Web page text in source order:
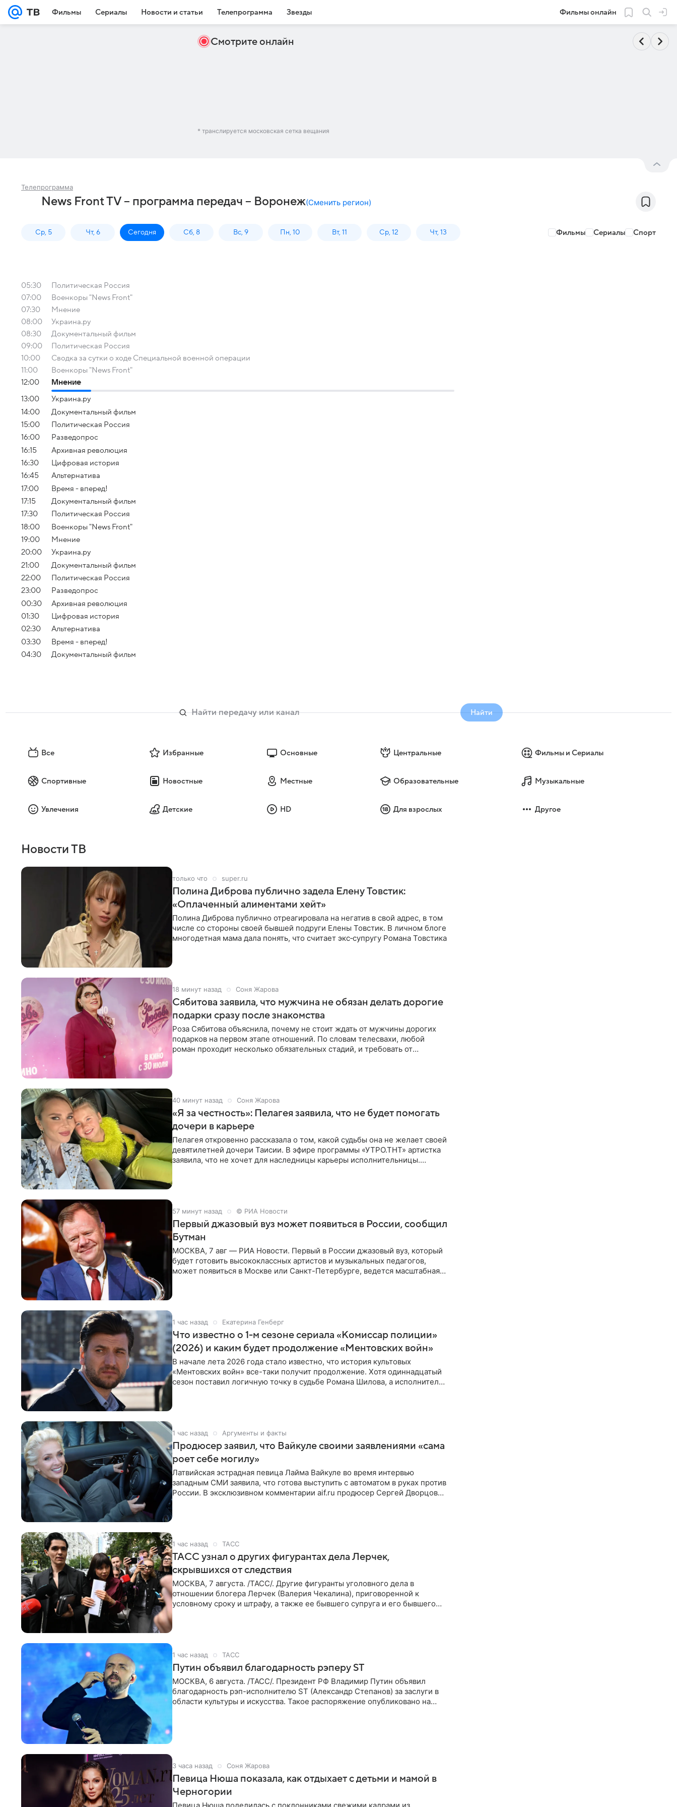
Фильмы Сериалы Новости и статьи Телепрограмма Звезды Фильмы онлайн
Смотрите онлайн
* транслируется московская сетка вещания
Телепрограмма
News Front TV – программа передач – Воронеж(Сменить регион)
Ср, 5 Чт, 6 Сегодня Сб, 8 Вс, 9 Пн, 10 Вт, 11 Ср, 12 Чт, 13 Фильмы Сериалы Спорт
05:30
Политическая Россия
07:00
Военкоры "News Front"
07:30
Мнение
08:00
Украина.ру
08:30
Документальный фильм
09:00
Политическая Россия
10:00
Сводка за сутки о ходе Специальной военной операции
11:00
Военкоры "News Front"
12:00
Мнение
13:00
Украина.ру
14:00
Документальный фильм
15:00
Политическая Россия
16:00
Разведопрос
16:15
Архивная революция
16:30
Цифровая история
16:45
Альтернатива
17:00
Время - вперед!
17:15
Документальный фильм
17:30
Политическая Россия
18:00
Военкоры "News Front"
19:00
Мнение
20:00
Украина.ру
21:00
Документальный фильм
22:00
Политическая Россия
23:00
Разведопрос
00:30
Архивная революция
01:30
Цифровая история
02:30
Альтернатива
03:30
Время - вперед!
04:30
Документальный фильм
Найти
Все Избранные Основные Центральные Фильмы и Сериалы
Спортивные Новостные Местные Образовательные Музыкальные
Увлечения Детские HD Для взрослых Другое
Новости ТВ
1 минуту назад super.ru
Полина Диброва публично задела Елену Товстик:
«Оплаченный алиментами хейт»
Полина Диброва публично отреагировала на негатив в свой адрес, в том
числе со стороны своей бывшей подруги Елены Товстик. В личном блоге
многодетная мама дала понять, что считает экс‑супругу Романа Товстика
19 минут назад Соня Жарова
Сябитова заявила, что мужчина не обязан делать дорогие
подарки сразу после знакомства
Роза Сябитова объяснила, почему не стоит ждать от мужчины дорогих
подарков на первом этапе отношений. По словам телесвахи, любой
роман проходит несколько обязательных стадий, и требовать от
41 минуту назад Соня Жарова
«Я за честность»: Пелагея заявила, что не будет помогать
дочери в карьере
Пелагея откровенно рассказала о том, какой судьбы она не желает своей
девятилетней дочери Таисии. В эфире программы «УТРО.ТНТ» артистка
заявила, что не хочет для наследницы карьеры исполнительницы.
58 минут назад © РИА Новости
Первый джазовый вуз может появиться в России, сообщил
Бутман
МОСКВА, 7 авг — РИА Новости. Первый в России джазовый вуз, который
будет готовить высококлассных артистов и музыкальных педагогов,
может появиться в Москве или Санкт-Петербурге, ведется масштабная
1 час назад Екатерина Генберг
Что известно о 1-м сезоне сериала «Комиссар полиции»
(2026) и каким будет продолжение «Ментовских войн»
В начале лета 2026 года стало известно, что история культовых
«Ментовских войн» все-таки получит продолжение. Хотя одиннадцатый
сезон поставил логичную точку в судьбе Романа Шилова, а исполнитель
1 час назад Аргументы и факты
Продюсер заявил, что Вайкуле своими заявлениями «сама
роет себе могилу»
Латвийская эстрадная певица Лайма Вайкуле во время интервью
западным СМИ заявила, что готова выступить с автоматом в руках против
России. В эксклюзивном комментарии aif.ru продюсер Сергей Дворцов
1 час назад ТАСС
ТАСС узнал о других фигурантах дела Лерчек,
скрывшихся от следствия
МОСКВА, 7 августа. /ТАСС/. Другие фигуранты уголовного дела в
отношении блогера Лерчек (Валерия Чекалина), приговоренной к
условному сроку и штрафу, а также ее бывшего супруга и его бывшего
1 час назад ТАСС
Путин объявил благодарность рэперу ST
МОСКВА, 6 августа. /ТАСС/. Президент РФ Владимир Путин объявил
благодарность рэп-исполнителю ST (Александр Степанов) за заслуги в
области культуры и искусства. Такое распоряжение опубликовано на
3 часа назад Соня Жарова
Певица Нюша показала, как отдыхает с детьми и мамой в
Черногории